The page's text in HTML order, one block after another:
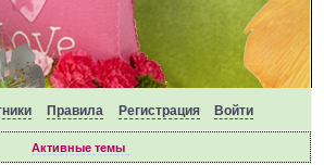
Правила Регистрация Войти
Активные темы